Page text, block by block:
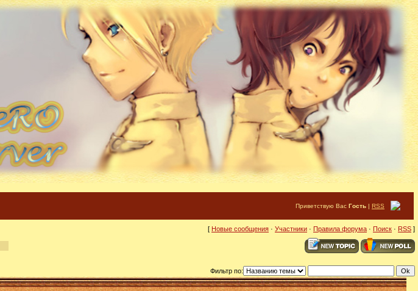
Приветствую Вас Гость | RSS
[ Новые сообщения · Участники · Правила форума · Поиск · RSS ]
Фильтр по: